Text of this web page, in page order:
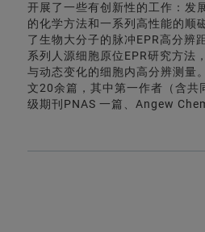
开展了一些有创新性的工作：发
的化学方法和一系列高性能的顺
了生物大分子的脉冲EPR高分辨
系列人源细胞原位EPR研究方法
与动态变化的细胞内高分辨测量
文20余篇，其中第一作者（含共
级期刊PNAS 一篇、Angew